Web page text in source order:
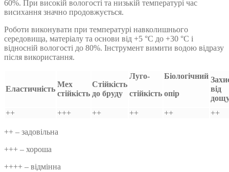
60%. При високій вологості та низькій температурі час
висихання значно продовжується.
Роботи виконувати при температурі навколишнього
середовища, матеріалу та основи від +5 °С до +30 °С і
відносній вологості до 80%. Інструмент вимити водою відразу
після використання.
Еластичність
Мех
стійкість
Стійкість
до бруду
Луго-
стійкість
Біологічний
опір
від
++
+++ ++ ++ ++ ++
++ – задовільна
+++ – хороша
++++ – відмінна